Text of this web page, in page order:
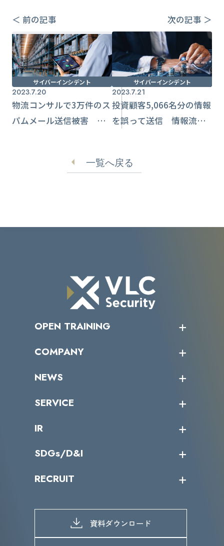
＜ 前の記事 次の記事 ＞
サイバーインシデント
2023.7.20
物流コンサルで3万件のス
パムメール送信被害 不
サイバーインシデント
2023.7.21
投資顧客5,066名分の情報
を誤って送信 情報流出
一覧へ戻る
OPEN TRAINING
受講者の声
COMPANY
トップメッセージ
ミッション／ビジョン
パートナー企業一覧
NEWS
サイバーニュース
SERVICE
カテゴリー別サービス一覧
IR
IRカレンダー
IRライブラリー
よくあるご質問
SDGs/D&I
当グループのマテリアリティ
SDGs推進体制
D&Iの取り組み
RECRUIT
募集職種一覧
メッセージ
メンバーインタビュー
資料ダウンロード